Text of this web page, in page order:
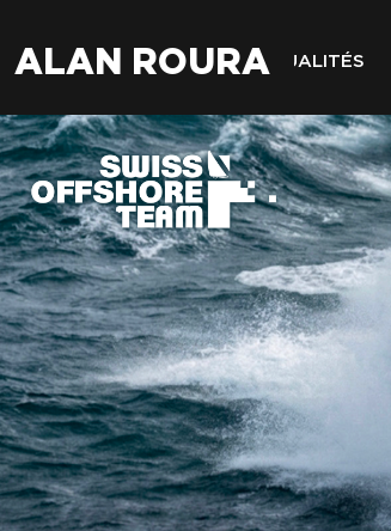
ALAN ROURAACTUALITÉS